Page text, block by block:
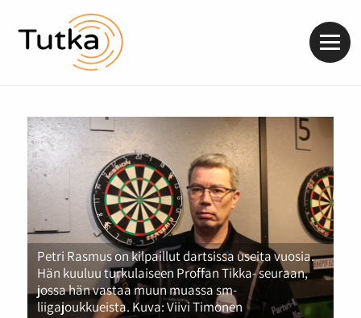
Petri Rasmus on kilpaillut dartsissa useita vuosia.
Hän kuuluu turkulaiseen Proffan Tikka- seuraan,
jossa hän vastaa muun muassa sm-
liigajoukkueista. Kuva: Viivi Timonen